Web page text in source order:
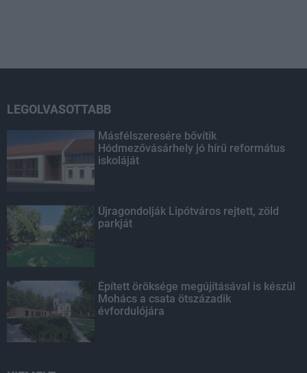
LEGOLVASOTTABB
Másfélszeresére bővítik
Hódmezővásárhely jó hírű református
iskoláját
Újragondolják Lipótváros rejtett, zöld
parkját
Épített öröksége megújításával is készül
Mohács a csata ötszázadik
évfordulójára